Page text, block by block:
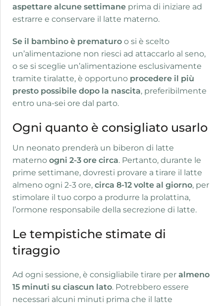
aspettare alcune settimane prima di iniziare ad
estrarre e conservare il latte materno.
Se il bambino è prematuro o si è scelto
un’alimentazione non riesci ad attaccarlo al seno,
o se si sceglie un’alimentazione esclusivamente
tramite tiralatte, è opportuno procedere il più
presto possibile dopo la nascita, preferibilmente
entro una-sei ore dal parto.
Ogni quanto è consigliato usarlo
Un neonato prenderà un biberon di latte
materno ogni 2-3 ore circa. Pertanto, durante le
prime settimane, dovresti provare a tirare il latte
almeno ogni 2-3 ore, circa 8-12 volte al giorno, per
stimolare il tuo corpo a produrre la prolattina,
l’ormone responsabile della secrezione di latte.
Le tempistiche stimate di
tiraggio
Ad ogni sessione, è consigliabile tirare per almeno
15 minuti su ciascun lato. Potrebbero essere
necessari alcuni minuti prima che il latte